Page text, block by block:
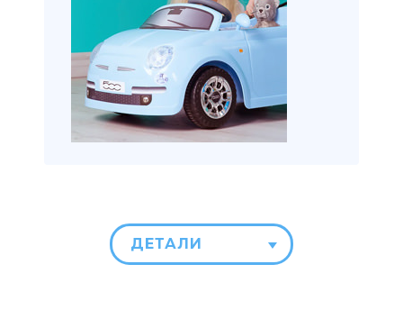
ДЕТАЛИ